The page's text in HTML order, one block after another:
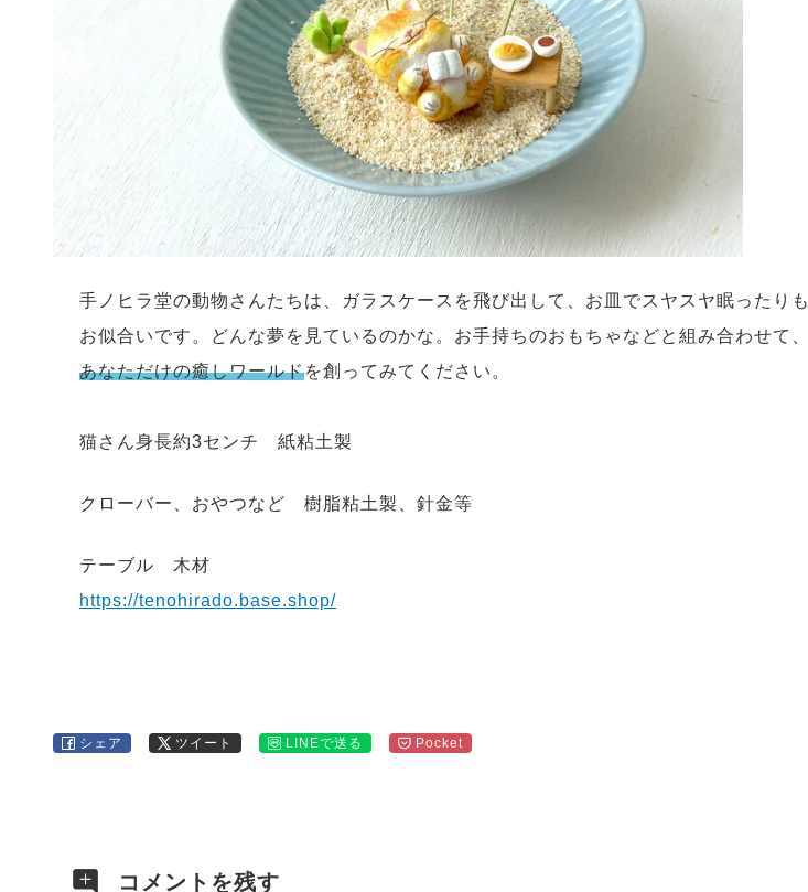
手ノヒラ堂の動物さんたちは、ガラスケースを飛び出して、お皿でスヤスヤ眠ったりも
お似合いです。どんな夢を見ているのかな。お手持ちのおもちゃなどと組み合わせて、
あなただけの癒しワールドを創ってみてください。
猫さん身長約3センチ 紙粘土製
クローバー、おやつなど 樹脂粘土製、針金等
テーブル 木材
https://tenohirado.base.shop/
シェア ツイート LINEで送る Pocket
コメントを残す